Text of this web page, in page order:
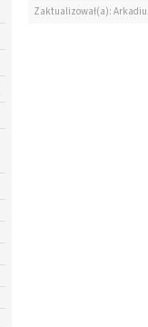
Zaktualizował(a):